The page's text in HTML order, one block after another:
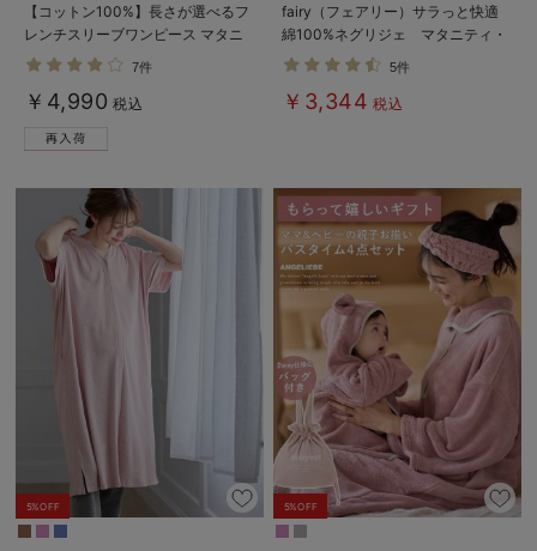
ハレの日に着るANGELIEBEのセレモニー
買って正解！高評価レビューアイテム
冬に可愛いニットがお得！
便利な育児家電
Gift Selection 出産祝い
保育園・入園準備特集
ファルスカ
入院準備の持ち物チェック
【コットン100%】長さが選べるフ
レンチスリーブワンピース マタニ
ティ・産後授乳服【出産後も長く使
7件
￥4,990 税込
fairy（フェアリー）サラっと快適
綿100%ネグリジェ マタニティ・
産後授乳パジャマ【出産後も長く使
5件
￥3,344 税込
5%OFF 5%OFF